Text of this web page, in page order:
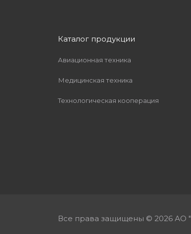
Каталог продукции
Авиационная техника
Медицинская техника
Технологическая кооперация
Все права защищены © 2026 АО